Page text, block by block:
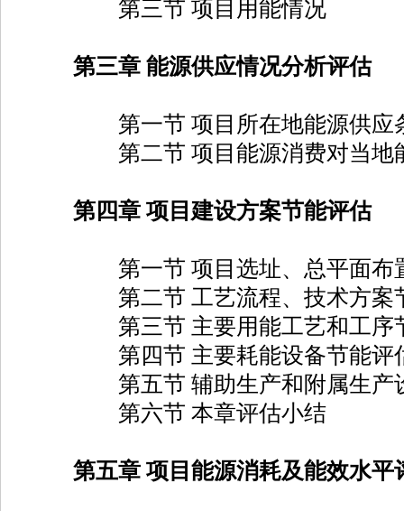
第三节 项目用能情况
第三章 能源供应情况分析评估
第一节 项目所在地能源供应条
第二节 项目能源消费对当地能
第四章 项目建设方案节能评估
第一节 项目选址、总平面布
第二节 工艺流程、技术方案
第三节 主要用能工艺和工序
第四节 主要耗能设备节能评
第五节 辅助生产和附属生产设
第六节 本章评估小结
第五章 项目能源消耗及能效水平